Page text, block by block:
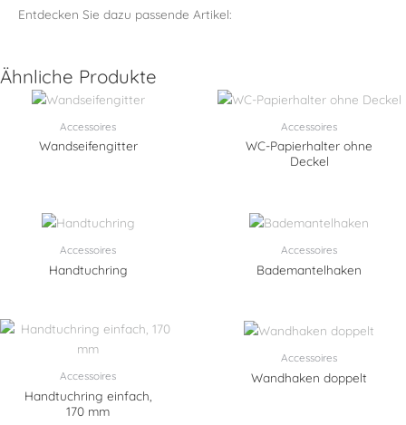
Entdecken Sie dazu passende Artikel:
Ähnliche Produkte
Accessoires
Wandseifengitter
Accessoires
WC-Papierhalter ohne
Deckel
Accessoires
Handtuchring
Accessoires
Bademantelhaken
Accessoires
Handtuchring einfach,
170 mm
Accessoires
Wandhaken doppelt